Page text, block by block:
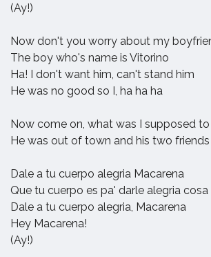
(Ay!)
Now don't you worry about my
The boy who's name is Vitorino
Ha! I don't want him, can't stand him
He was no good so I, ha ha ha
Now come on, what was I supposed
He was out of town and his two
Dale a tu cuerpo alegria Macarena
Que tu cuerpo es pa' darle alegria cosa
Dale a tu cuerpo alegria, Macarena
Hey Macarena!
(Ay!)